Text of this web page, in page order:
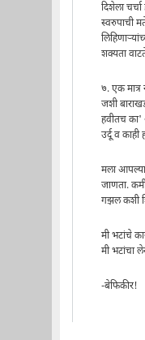
दिशेला
स्वरुपाची
शक्यता
७. एक
जशी
हवीतच का'
उर्दू व
मला
जाणता.
गझल कशी
मी भटांचे
मी भटांचा
-बेफिकीर!